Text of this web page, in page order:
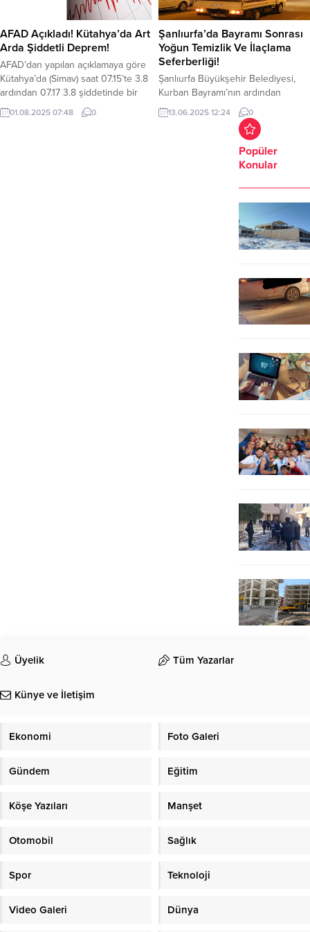
kazada, 4’ü ağır olmak üzere
toplam 13 kişi yaralandı. Kazayı
görenlerin...
Kaymakamı Osman Aslan Canbaba,
Gemlik Belediye Başkanı Şükrü
Deviren, belediye...
AFAD Açıkladı! Kütahya’da Art
Arda Şiddetli Deprem!
AFAD’dan yapılan açıklamaya göre
Kütahya’da (Simav) saat 07.15’te 3.8
ardından 07.17 3.8 şiddetinde bir
deprem daha oldu. Afet ve Acil
Durum Yönetimi Başkanlığı (AFAD)
01.08.2025 07:48 0
Şanlıurfa’da Bayramı Sonrası
Yoğun Temizlik Ve İlaçlama
Seferberliği!
Şanlıurfa Büyükşehir Belediyesi,
Kurban Bayramı’nın ardından
oluşabilecek çevresel ve sağlık
risklerine karşı temizlik ve ilaçlama
çalışmalarına hız verdi. Başkan
Mehmet Kasım Gülpınar’ın
talimatıyla merkez ve kırsal
sürdürülen çalışmalarla; hayvan
kesim alanları, gübre atıkları, su
birikintileri, çöp konteynerleri ve
dere yatakları düzenli olarak
ilaçlanıyor. Şanlıurfa Büyükşehir
13.06.2025 12:24 0
Popüler
Konular
Üyelik Tüm Yazarlar
Künye ve İletişim
Ekonomi Foto Galeri
Gündem Eğitim
Köşe Yazıları Manşet
Otomobil Sağlık
Spor Teknoloji
Video Galeri Dünya